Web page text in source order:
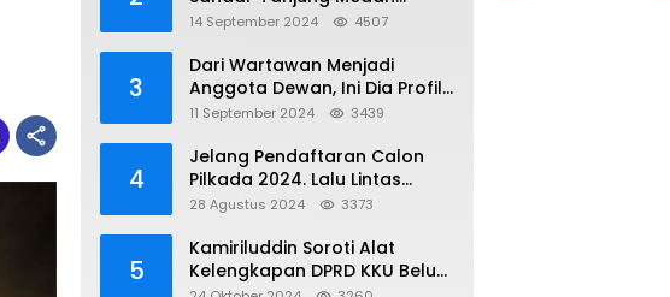
diduga Menggunakan Matrial
14 September 2024 4507
3
Dari Wartawan Menjadi
Anggota Dewan, Ini Dia Profil
Kamiriludin Anggota DPRD
11 September 2024 3439
4
Jelang Pendaftaran Calon
Pilkada 2024. Lalu Lintas
Kayong Utara Aman dan
28 Agustus 2024 3373
5
Kamiriluddin Soroti Alat
Kelengkapan DPRD KKU Belum